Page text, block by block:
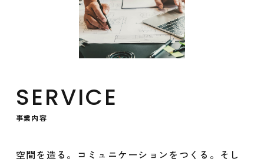
事業内容
SERVICE
空間を造る。コミュニケーションをつくる。そし